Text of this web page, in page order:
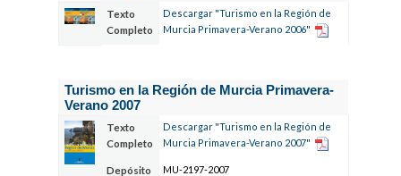
Texto
Completo
Descargar "Turismo en la Región de
Murcia Primavera-Verano 2006"
Turismo en la Región de Murcia Primavera-
Verano 2007
Texto
Completo
Descargar "Turismo en la Región de
Murcia Primavera-Verano 2007"
Depósito
MU-2197-2007